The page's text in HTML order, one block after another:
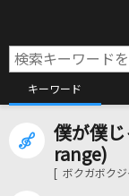
キーワード
僕が僕
range)
[ ボクガボク